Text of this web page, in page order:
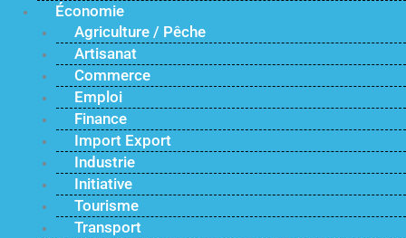
Économie
Agriculture / Pêche
Artisanat
Commerce
Emploi
Finance
Import Export
Industrie
Initiative
Tourisme
Transport